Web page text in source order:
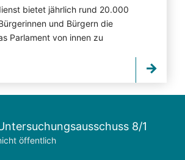
bietet jährlich rund 20.000
und Bürgern die
Parlament von innen zu
8/1
öffentlich